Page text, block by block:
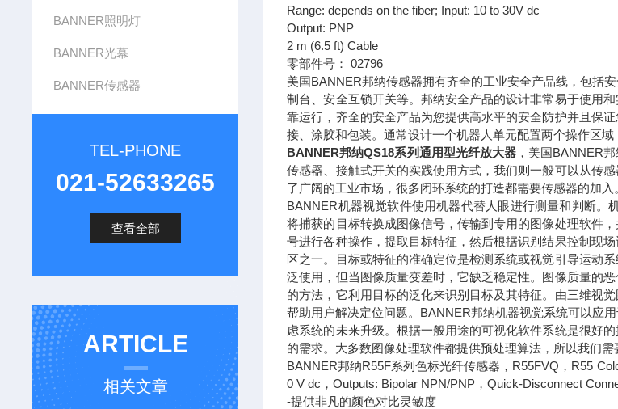
BANNER照明灯
BANNER光幕
BANNER传感器
TEL-PHONE
021-52633265
查看全部
ARTICLE
相关文章
Range: depends on the fiber; Input: 10 to 30V dc
Output: PNP
2 m (6.5 ft) Cable
零部件号： 02796
美国BANNER邦纳传感器拥有齐全的工业安全产品线，包括
制台、安全互锁开关等。邦纳安全产品的设计非常易于使用
靠运行，齐全的安全产品为您提供高水平的安全防护并且保
接、涂胶和包装。通常设计一个机器人单元配置两个操作区
BANNER邦纳QS18系列通用型光纤放大器， 美国BANNER
传感器、接触式开关的实践使用方式，我们则一般可以从传
了广阔的工业市场，很多闭环系统的打造都需要传感器的加入
BANNER机器视觉软件使用机器代替人眼进行测量和判断。
将捕获的目标转换成图像信号，传输到专用的图像处理软件
号进行各种操作，提取目标特征，然后根据识别结果控制现
区之一。目标或特征的准确定位是检测系统或视觉引导运动
泛使用，但当图像质量变差时，它缺乏稳定性。图像质量的
的方法，它利用目标的泛化来识别目标及其特征。由三维视
帮助用户解决定位问题。BANNER邦纳机器视觉系统可以应
虑系统的未来升级。根据一般用途的可视化软件系统是很好
的需求。大多数图像处理软件都提供预处理算法，所以我们需
BANNER邦纳R55F系列色标光纤传感器，R55FVQ，R55
0 V dc，Outputs: Bipolar NPN/PNP，Quick-Disconnect
-提供非凡的颜色对比灵敏度